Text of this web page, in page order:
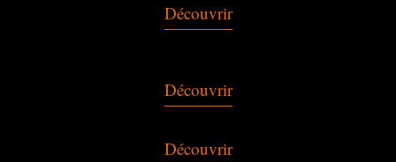
Découvrir
Découvrir
Découvrir